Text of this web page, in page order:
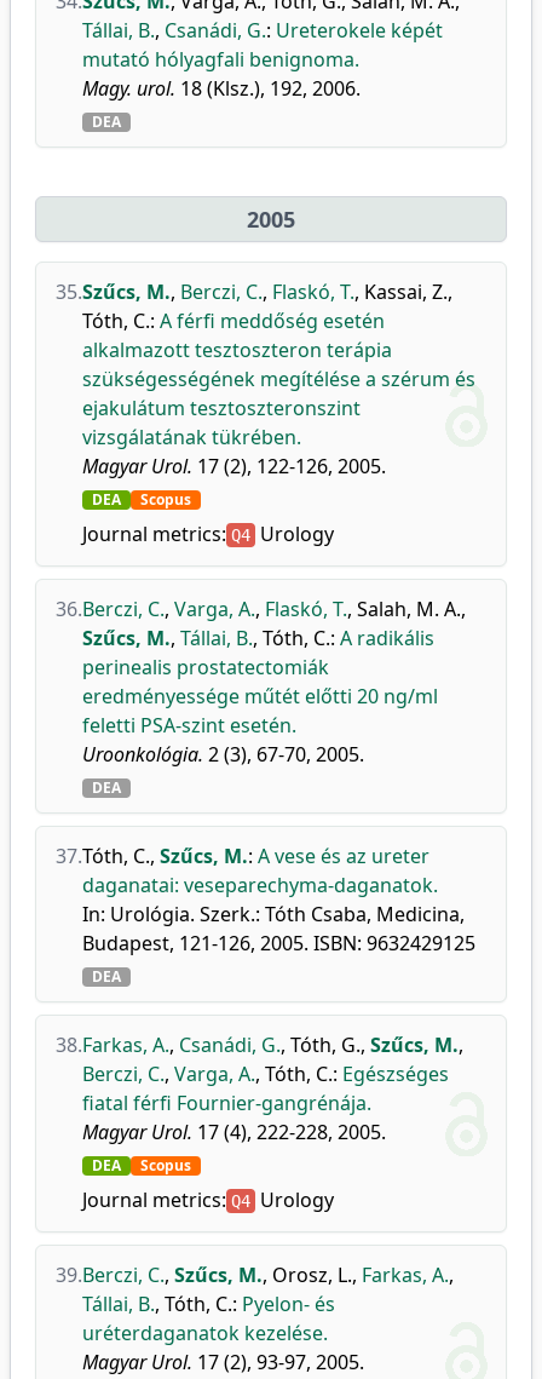
Tállai, B., Csanádi, G.: Ureterokele képét
mutató hólyagfali benignoma.
Magy. urol. 18 (Klsz.), 192, 2006.
DEA
2005
35.Szűcs, M., Berczi, C., Flaskó, T., Kassai, Z.,
Tóth, C.: A férfi meddőség esetén
alkalmazott tesztoszteron terápia
szükségességének megítélése a szérum és
ejakulátum tesztoszteronszint
vizsgálatának tükrében.
Magyar Urol. 17 (2), 122-126, 2005.
DEA Scopus
Journal metrics: Q4 Urology
36.Berczi, C., Varga, A., Flaskó, T., Salah, M. A.,
Szűcs, M., Tállai, B., Tóth, C.: A radikális
perinealis prostatectomiák
eredményessége műtét előtti 20 ng/ml
feletti PSA-szint esetén.
Uroonkológia. 2 (3), 67-70, 2005.
DEA
37.Tóth, C., Szűcs, M.: A vese és az ureter
daganatai: veseparechyma-daganatok.
In: Urológia. Szerk.: Tóth Csaba, Medicina,
Budapest, 121-126, 2005. ISBN: 9632429125
DEA
38.Farkas, A., Csanádi, G., Tóth, G., Szűcs, M.,
Berczi, C., Varga, A., Tóth, C.: Egészséges
fiatal férfi Fournier-gangrénája.
Magyar Urol. 17 (4), 222-228, 2005.
DEA Scopus
Journal metrics: Q4 Urology
39.Berczi, C., Szűcs, M., Orosz, L., Farkas, A.,
Tállai, B., Tóth, C.: Pyelon- és
uréterdaganatok kezelése.
Magyar Urol. 17 (2), 93-97, 2005.